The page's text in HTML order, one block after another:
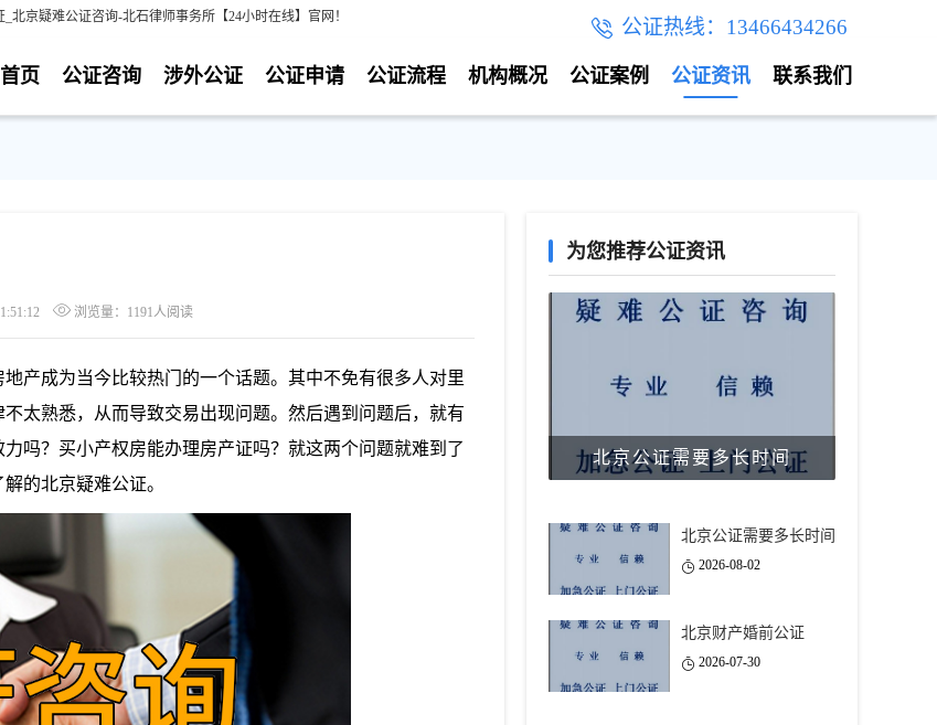
京疑难公证咨询-北石律师事务所【24小时在线】官网！ 公证热线：13466434266
联系我们
公证资讯
公证案例
机构概况
公证流程
公证申请
涉外公证
公证咨询
首页
浏览量：1191人阅读
成为当今比较热门的一个话题。其中不免有很多人对里
太熟悉，从而导致交易出现问题。然后遇到问题后，就有
吗？买小产权房能办理房产证吗？就这两个问题就难到了
的北京疑难公证。
为您推荐公证资讯
北京公证需要多长时间
北京公证需要多长时间
2026-08-02
北京财产婚前公证
2026-07-30